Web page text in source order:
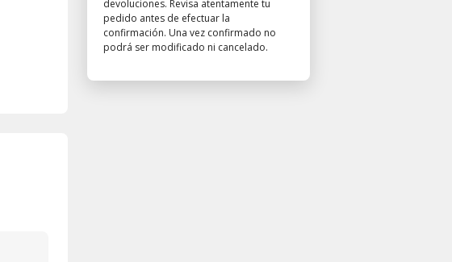
devoluciones. Revisa atentamente tu
pedido antes de efectuar la
confirmación. Una vez confirmado no
podrá ser modificado ni cancelado.